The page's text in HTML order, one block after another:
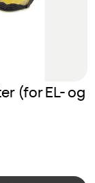
(for EL- og